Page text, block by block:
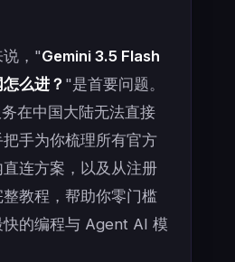
，"Gemini 3.5 Flash
么进？ "是首要问题。
在中国大陆无法直接
手为你梳理所有官方
连方案，以及从注册
教程，帮助你零门槛
快的编程与 Agent AI 模